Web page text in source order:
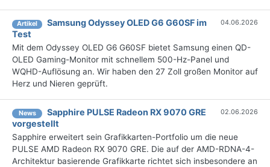
Artikel
Samsung Odyssey OLED G6 G60SF im
Test
04.06.2026
Mit dem Odyssey OLED G6 G60SF bietet Samsung einen QD-
OLED Gaming-Monitor mit schnellem 500-Hz-Panel und
WQHD-Auflösung an. Wir haben den 27 Zoll großen Monitor auf
Herz und Nieren geprüft.
News
Sapphire PULSE Radeon RX 9070 GRE
vorgestellt
02.06.2026
Sapphire erweitert sein Grafikkarten-Portfolio um die neue
PULSE AMD Radeon RX 9070 GRE. Die auf der AMD-RDNA-4-
Architektur basierende Grafikkarte richtet sich insbesondere an